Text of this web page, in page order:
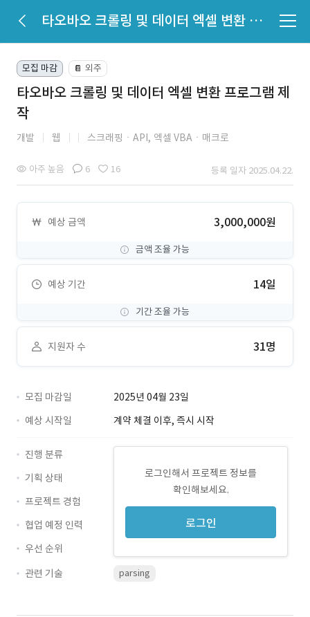
타오바오 크롤링 및 데이터 엑셀 변환 프로그램 제작
모집 마감 📔 외주
타오바오 크롤링 및 데이터 엑셀 변환 프로그램 제
작
개발 웹 스크래핑ㆍAPI, 엑셀 VBAㆍ매크로
아주 높음 6 16 등록 일자 2025.04.22.
예상 금액 3,000,000원
금액 조율 가능
예상 기간 14일
기간 조율 가능
지원자 수 31명
모집 마감일
2025년 04월 23일
예상 시작일
계약 체결 이후, 즉시 시작
로그인해서 프로젝트 정보를
확인해보세요.
로그인
진행 분류
기획 상태
프로젝트 경험
협업 예정 인력
우선 순위
관련 기술
parsing